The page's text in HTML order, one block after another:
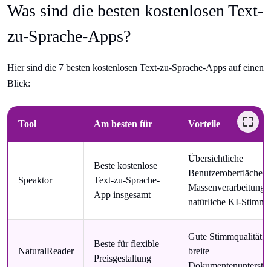
Was sind die besten kostenlosen Text-
zu-Sprache-Apps?
Hier sind die 7 besten kostenlosen Text-zu-Sprache-Apps auf einen
Blick:
Tool Am besten für Vorteile
Speaktor
Beste kostenlose
Text-zu-Sprache-
App insgesamt
Übersichtliche
Benutzeroberfläche,
Massenverarbeitung
natürliche KI-
NaturalReader
Beste für flexible
Preisgestaltung
Gute Stimmqualität
breite